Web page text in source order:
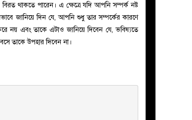
থাকতে পারেন। এ ক্ষেত্রে যদি আপনি সম্পর্ক নষ্ট
জানিয়ে দিন যে, আপনি শুধু তার সম্পর্কের কারণে
নয় এবং তাকে এটাও জানিয়ে দিবেন যে, ভবিষ্যতে
তাকে উপহার দিবেন না।